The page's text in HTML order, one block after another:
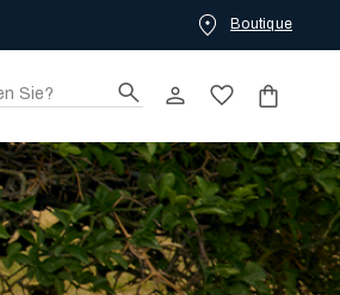
Boutique